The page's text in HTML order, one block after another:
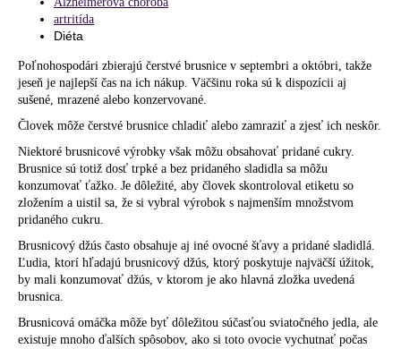
artritída
Diéta
Poľnohospodári zbierajú čerstvé brusnice v septembri a októbri, takže
jeseň je najlepší čas na ich nákup. Väčšinu roka sú k dispozícii aj
sušené, mrazené alebo konzervované.
Človek môže čerstvé brusnice chladiť alebo zamraziť a zjesť ich neskôr.
Niektoré brusnicové výrobky však môžu obsahovať pridané cukry.
Brusnice sú totiž dosť trpké a bez pridaného sladidla sa môžu
konzumovať ťažko. Je dôležité, aby človek skontroloval etiketu so
zložením a uistil sa, že si vybral výrobok s najmenším množstvom
pridaného cukru.
Brusnicový džús často obsahuje aj iné ovocné šťavy a pridané sladidlá.
Ľudia, ktorí hľadajú brusnicový džús, ktorý poskytuje najväčší úžitok,
by mali konzumovať džús, v ktorom je ako hlavná zložka uvedená
brusnica.
Brusnicová omáčka môže byť dôležitou súčasťou sviatočného jedla, ale
existuje mnoho ďalších spôsobov, ako si toto ovocie vychutnať počas